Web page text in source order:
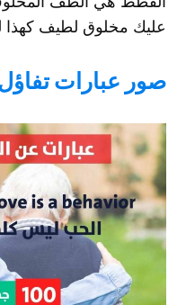
عليك مخلوق لطيف كهذا
صور عبارات تفاؤل